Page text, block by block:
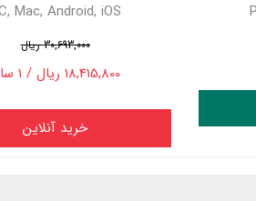
Mac, Android, iOS
30,693,000 ریال
18,415,800 ریال / 1 سال